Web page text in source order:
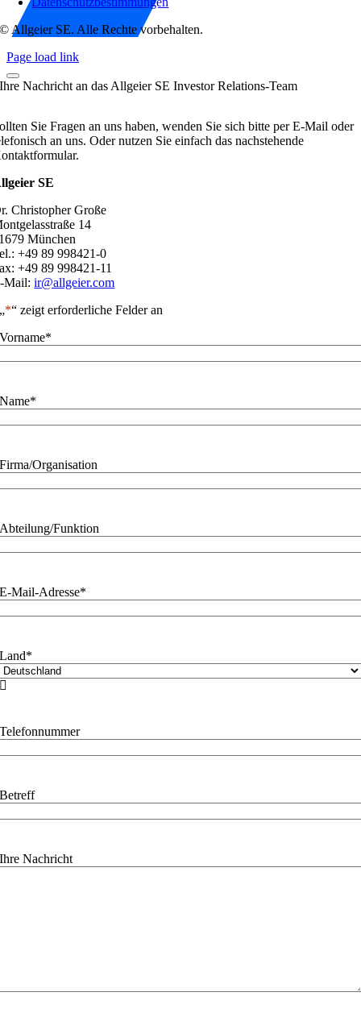
© Allgeier SE. Alle Rechte vorbehalten.
Page load link
Ihre Nachricht an das Allgeier SE Investor Relations-Team
Sie Fragen an uns haben, wenden Sie sich bitte per E-Mail oder
an uns. Oder nutzen Sie einfach das nachstehende
SE
Christopher Große
14
München
+49 89 998421-0
+49 89 998421-11
Mail:ir@allgeier.com
„*“ zeigt erforderliche Felder an
Vorname*
Name*
Firma/Organisation
Abteilung/Funktion
E-Mail-Adresse*
Land*

Telefonnummer
Betreff
Ihre Nachricht